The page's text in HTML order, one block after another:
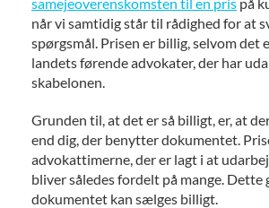
når vi samtidig står til rådighed for at
spørgsmål. Prisen er billig, selvom det
landets førende advokater, der har
skabelonen.
Grunden til, at det er så billigt, er, at
end dig, der benytter dokumentet.
advokattimerne, der er lagt i at
bliver således fordelt på mange. Dette
dokumentet kan sælges billigt.